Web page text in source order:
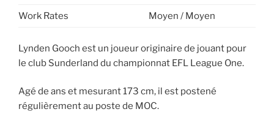
Work Rates Moyen / Moyen
Lynden Gooch est un joueur originaire de jouant pour
le club Sunderland du championnat EFL League One.
Agé de ans et mesurant 173 cm, il est postené
régulièrement au poste de MOC.